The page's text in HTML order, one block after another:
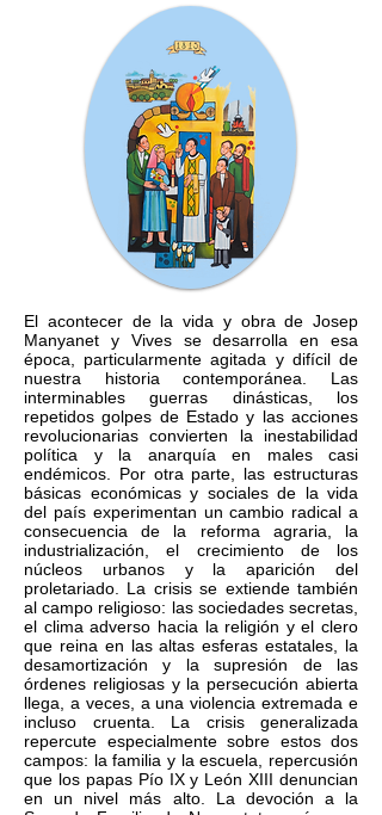
El acontecer de la vida y obra de Josep
Manyanet y Vives se desarrolla en esa
época, particularmente agitada y difícil de
nuestra historia contemporánea. Las
interminables guerras dinásticas, los
repetidos golpes de Estado y las acciones
revolucionarias convierten la inestabilidad
política y la anarquía en males casi
endémicos. Por otra parte, las estructuras
básicas económicas y sociales de la vida
del país experimentan un cambio radical a
consecuencia de la reforma agraria, la
industrialización, el crecimiento de los
núcleos urbanos y la aparición del
proletariado. La crisis se extiende también
al campo religioso: las sociedades secretas,
el clima adverso hacia la religión y el clero
que reina en las altas esferas estatales, la
desamortización y la supresión de las
órdenes religiosas y la persecución abierta
llega, a veces, a una violencia extremada e
incluso cruenta. La crisis generalizada
repercute especialmente sobre estos dos
campos: la familia y la escuela, repercusión
que los papas Pío IX y León XIII denuncian
en un nivel más alto. La devoción a la